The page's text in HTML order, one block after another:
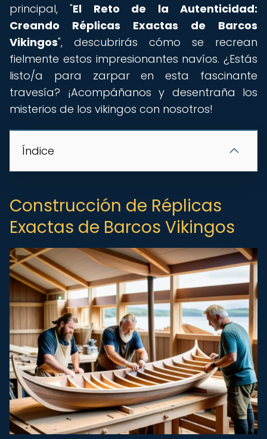
principal, "El Reto de la Autenticidad:
Creando Réplicas Exactas de Barcos
Vikingos", descubrirás cómo se recrean
fielmente estos impresionantes navíos. ¿Estás
listo/a para zarpar en esta fascinante
travesía? ¡Acompáñanos y desentraña los
misterios de los vikingos con nosotros!
Índice
Construcción de Réplicas
Exactas de Barcos Vikingos